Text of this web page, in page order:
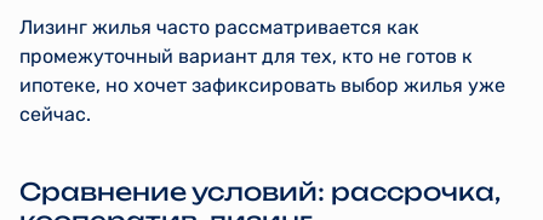
Лизинг жилья часто рассматривается как
промежуточный вариант для тех, кто не готов к
ипотеке, но хочет зафиксировать выбор жилья уже
сейчас.
Сравнение условий: рассрочка,